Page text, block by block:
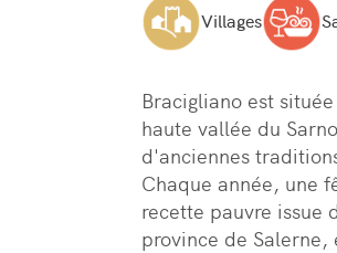
Villages
Bracigliano est
haute vallée du
d'anciennes
Chaque année, une
recette pauvre issue
province de